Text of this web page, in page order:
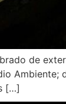
de
[…]